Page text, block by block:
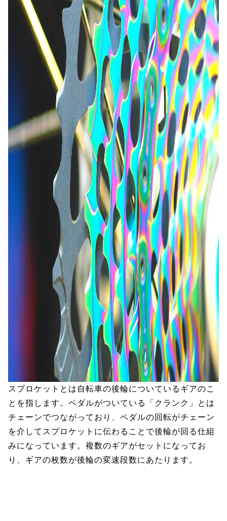
スプロケットとは自転車の後輪についているギアのこ
とを指します。ペダルがついている「クランク」とは
チェーンでつながっており、ペダルの回転がチェーン
を介してスプロケットに伝わることで後輪が回る仕組
みになっています。複数のギアがセットになってお
り、ギアの枚数が後輪の変速段数にあたります。